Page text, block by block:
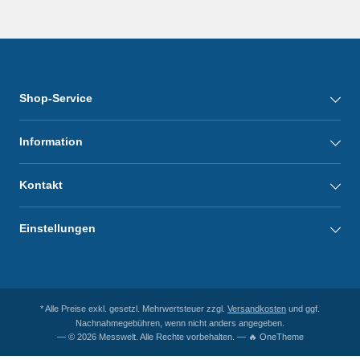
Shop-Service
Information
Kontakt
Einstellungen
* Alle Preise exkl. gesetzl. Mehrwertsteuer zzgl. Versandkosten und ggf.
Nachnahmegebühren, wenn nicht anders angegeben.
— © 2026 Messwelt. Alle Rechte vorbehalten. — 🔥 OneTheme